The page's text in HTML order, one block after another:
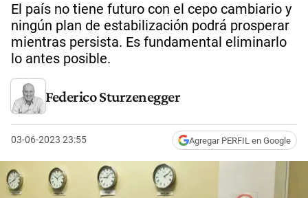
El país no tiene futuro con el cepo cambiario y
ningún plan de estabilización podrá prosperar
mientras persista. Es fundamental eliminarlo
lo antes posible.
Federico Sturzenegger
03-06-2023 23:55 Agregar PERFIL en Google